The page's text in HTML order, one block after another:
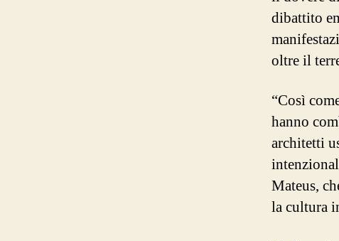
dibattito
oltre il
“Così
hanno
architetti
Mateus,
la cultura